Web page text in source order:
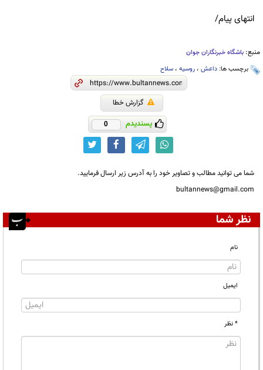
انتهای پیام/
منبع: باشگاه خبرنگاران جوان
برچسب ها: داعش ، روسیه ، سلاح
گزارش خطا
پسندیدم 0
شما می توانید مطالب و تصاویر خود را به آدرس زیر ارسال فرمایید.
bultannews@gmail.com
نظر شما
نام
ایمیل
* نظر